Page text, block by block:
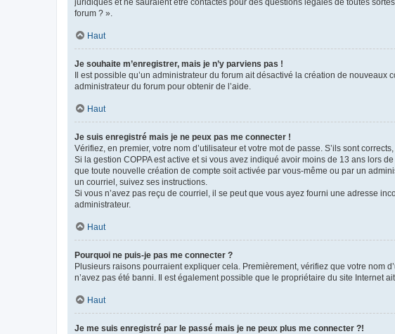
juridiques et ne sauraient être contactés pour des questions légales de toutes
forum ? ».
Haut
Je souhaite m’enregistrer, mais je n’y parviens pas !
Il est possible qu’un administrateur du forum ait désactivé la création de
administrateur du forum pour obtenir de l’aide.
Haut
Je suis enregistré mais je ne peux pas me connecter !
Vérifiez, en premier, votre nom d’utilisateur et votre mot de passe. S’ils sont
Si la gestion COPPA est active et si vous avez indiqué avoir moins de 13 ans lors
que toute nouvelle création de compte soit activée par vous-même ou par un
un courriel, suivez ses instructions.
Si vous n’avez pas reçu de courriel, il se peut que vous ayez fourni une adresse
administrateur.
Haut
Pourquoi ne puis-je pas me connecter ?
Plusieurs raisons pourraient expliquer cela. Premièrement, vérifiez que votre nom
n’avez pas été banni. Il est également possible que le propriétaire du site Internet
Haut
Je me suis enregistré par le passé mais je ne peux plus me connecter ?!